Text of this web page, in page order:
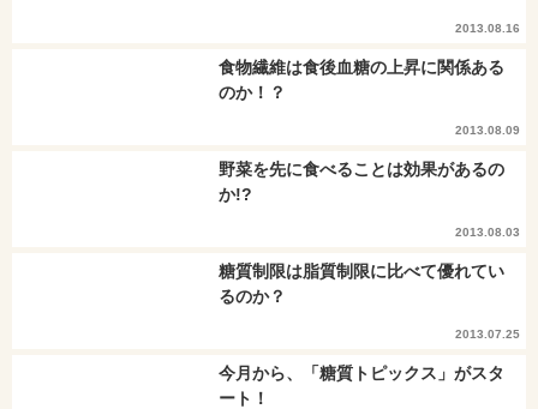
2013.08.16
食物繊維は食後血糖の上昇に関係ある
のか！？
2013.08.09
野菜を先に食べることは効果があるの
か!?
2013.08.03
糖質制限は脂質制限に比べて優れてい
るのか？
2013.07.25
今月から、「糖質トピックス」がスタ
ート！